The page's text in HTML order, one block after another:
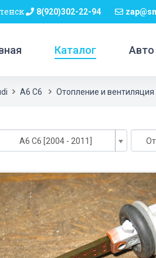
8(920)302-22-94
Каталог Авто
A6 C6 Отопление и вентиляция
A6 C6 [2004 - 2011]